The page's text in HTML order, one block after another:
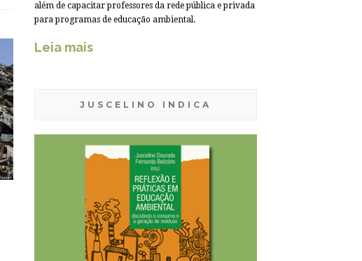
além de capacitar professores da rede pública e privada
para programas de educação ambiental.
Leia mais
JUSCELINO INDICA